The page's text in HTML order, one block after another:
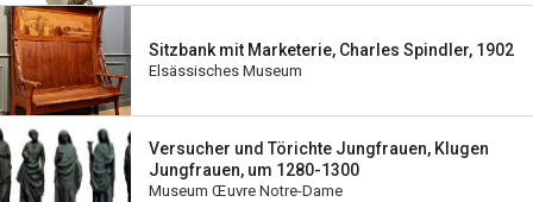
Sitzbank mit Marketerie, Charles Spindler, 1902
Elsässisches Museum
Versucher und Törichte Jungfrauen, Klugen
Jungfrauen, um 1280-1300
Museum Œuvre Notre-Dame